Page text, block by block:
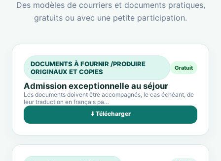
Des modèles de courriers et documents pratiques,
gratuits ou avec une petite participation.
DOCUMENTS À FOURNIR /PRODUIRE
ORIGINAUX ET COPIES
Gratuit
Admission exceptionnelle au séjour
Les documents doivent être accompagnés, le cas échéant, de
leur traduction en français pa…
⬇️ Télécharger